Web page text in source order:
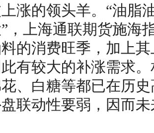
涨的领头羊。“油脂
，上海通联期货施海
的消费旺季，加上
有较大的补涨需求
、白糖等都已在历
盘联动性要弱，因而